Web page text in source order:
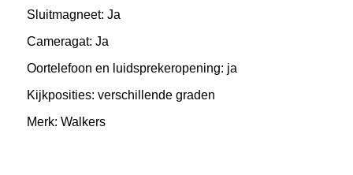
Sluitmagneet: Ja
Cameragat: Ja
Oortelefoon en luidsprekeropening: ja
Kijkposities: verschillende graden
Merk: Walkers